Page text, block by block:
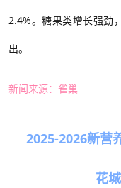
2.4%。糖果类增长强劲
出。
新闻来源：雀巢
2025-2026新营
花